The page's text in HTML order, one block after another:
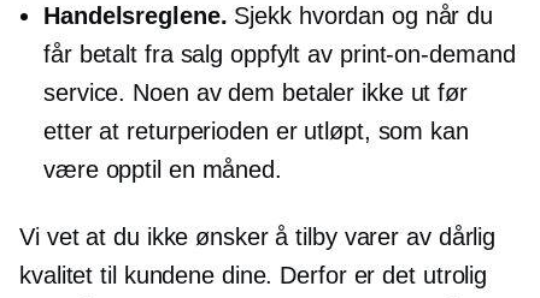
Handelsreglene. Sjekk hvordan og når du
får betalt fra salg oppfylt av print-on-demand
service. Noen av dem betaler ikke ut før
etter at returperioden er utløpt, som kan
være opptil en måned.
Vi vet at du ikke ønsker å tilby varer av dårlig
kvalitet til kundene dine. Derfor er det utrolig